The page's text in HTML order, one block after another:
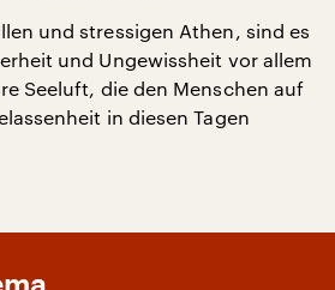
und stressigen Athen, sind es
und Ungewissheit vor allem
Seeluft, die den Menschen auf
in diesen Tagen